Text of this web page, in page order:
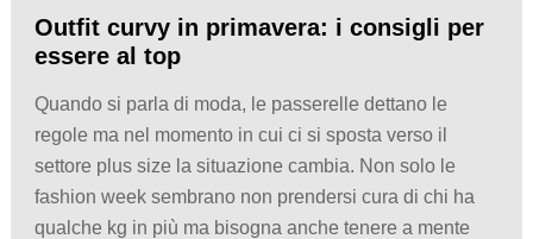
Outfit curvy in primavera: i consigli per
essere al top
Quando si parla di moda, le passerelle dettano le
regole ma nel momento in cui ci si sposta verso il
settore plus size la situazione cambia. Non solo le
fashion week sembrano non prendersi cura di chi ha
qualche kg in più ma bisogna anche tenere a mente